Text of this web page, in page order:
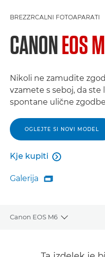
BREZZRCALNI FOTOAPARATI
CANONEOS
Nikoli ne zamudite
vzamete s seboj, da
spontane ulične
OGLEJTE SI NOVI MODEL
Kje kupiti
Kje kupiti

Galerija
Galerija

Canon EOS M6
Toggle